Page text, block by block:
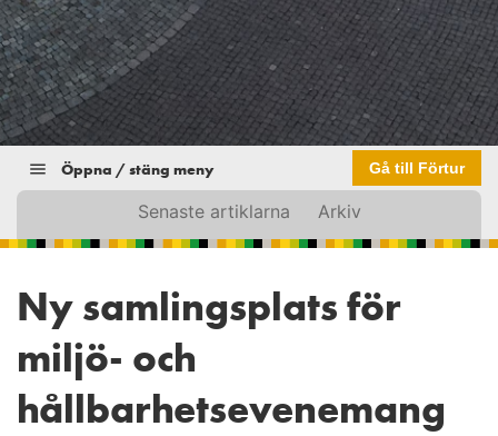
Öppna / stäng meny Gå till Förtur
Senaste artiklarna Arkiv
Ny samlingsplats för
miljö- och
hållbarhetsevenemang